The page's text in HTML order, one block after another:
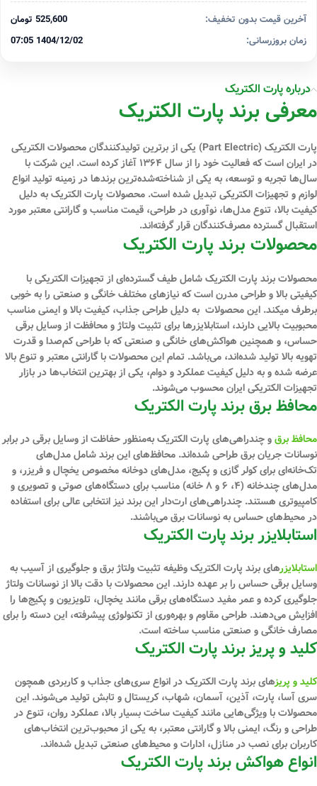
آخرین قیمت بدون تخفیف:
525,600 تومان
زمان بروزرسانی:
1404/12/02 07:05
درباره پارت الکتریک
معرفی برند پارت الکتریک
پارت الکتریک (Part Electric) یکی از برترین تولیدکنندگان محصولات الکتریکی
در ایران است که فعالیت خود را از سال ۱۳۶۴ آغاز کرده است. این شرکت با
سال‌ها تجربه و توسعه، به یکی از شناخته‌شده‌ترین برندها در زمینه تولید انواع
لوازم و تجهیزات الکتریکی تبدیل شده است. محصولات پارت الکتریک به دلیل
کیفیت بالا، تنوع مدل‌ها، نوآوری در طراحی، قیمت مناسب و گارانتی معتبر مورد
استقبال گسترده مصرف‌کنندگان قرار گرفته‌اند.
محصولات برند پارت الکتریک
محصولات برند پارت الکتریک شامل طیف گسترده‌ای از تجهیزات الکتریکی با
کیفیتی بالا و طراحی مدرن است که نیازهای مختلف خانگی و صنعتی را به خوبی
برطرف میکند. این محصولات به دلیل طراحی جذاب، کیفیت بالا و ایمنی مناسب
محبوبیت بالایی دارند، استابلایزرها برای تثبیت ولتاژ و محافظت از وسایل برقی
حساس، و همچنین هواکش‌های‌ خانگی و صنعتی که با طراحی کم‌صدا و قدرت
تهویه بالا تولید شده‌اند، می‌باشد. تمام این محصولات با گارانتی معتبر و تنوع بالا
عرضه شده و به دلیل کیفیت عملکرد و دوام، یکی از بهترین انتخاب‌ها در بازار
تجهیزات الکتریکی ایران محسوب می‌شوند.
محافظ برق برند پارت الکتریک
محافظ‌ برقو چندراهی‌های پارت الکتریک به‌منظور حفاظت از وسایل برقی در برابر
نوسانات جریان برق طراحی شده‌اند. محافظ‌های این برند شامل مدل‌های
تک‌خانه‌ای برای کولر گازی و پکیج، مدل‌های دوخانه مخصوص یخچال و فریزر، و
مدل‌های چندخانه (۴، ۶ و ۸ خانه) مناسب برای دستگاه‌های صوتی و تصویری و
کامپیوتری هستند. چندراهی‌های ارت‌دار این برند نیز انتخابی عالی برای استفاده
در محیط‌های حساس به نوسانات برق می‌باشند.
استابلایزر برند پارت الکتریک
استابلایزرهای برند پارت الکتریک وظیفه‌ تثبیت ولتاژ برق و جلوگیری از آسیب به
وسایل برقی حساس را بر عهده دارند. این محصولات با دقت بالا از نوسانات ولتاژ
جلوگیری کرده و عمر مفید دستگاه‌های برقی مانند یخچال، تلویزیون و پکیج‌ها را
افزایش می‌دهند. طراحی مقاوم و بهره‌وری از تکنولوژی پیشرفته، این دسته را برای
مصارف خانگی و صنعتی مناسب ساخته است.
کلید و پریز برند پارت الکتریک
کلید و پریزهای برند پارت الکتریک در انواع سری‌های جذاب و کاربردی همچون
سری آسا، پارت، آذین، آسمان، شهاب، کریستال و تابش تولید می‌شوند. این
محصولات با ویژگی‌هایی مانند کیفیت ساخت بسیار بالا، عملکرد روان، تنوع در
طراحی و رنگ، ایمنی بالا و گارانتی معتبر، به یکی از محبوب‌ترین انتخاب‌های
کاربران برای نصب در منازل، ادارات و محیط‌های صنعتی تبدیل شده‌اند.
انواع هواکش برند پارت الکتریک